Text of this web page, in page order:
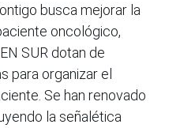
busca mejorar la
oncológico,
SUR dotan de
para organizar el
Se han renovado
la señalética